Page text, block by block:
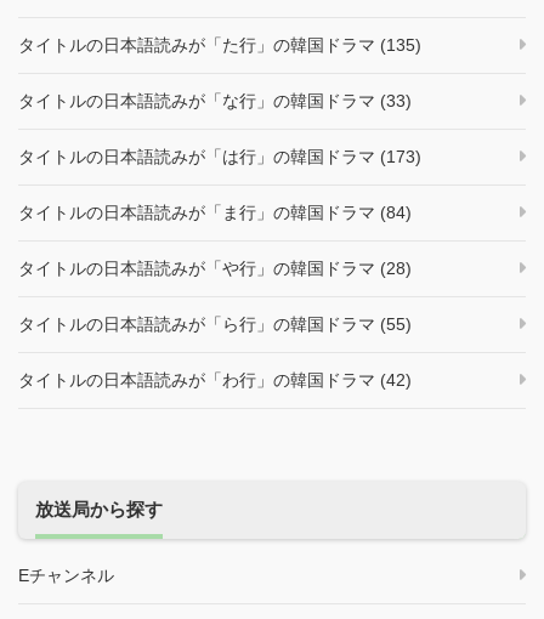
タイトルの日本語読みが「た行」の韓国ドラマ (135)
タイトルの日本語読みが「な行」の韓国ドラマ (33)
タイトルの日本語読みが「は行」の韓国ドラマ (173)
タイトルの日本語読みが「ま行」の韓国ドラマ (84)
タイトルの日本語読みが「や行」の韓国ドラマ (28)
タイトルの日本語読みが「ら行」の韓国ドラマ (55)
タイトルの日本語読みが「わ行」の韓国ドラマ (42)
放送局から探す
Eチャンネル